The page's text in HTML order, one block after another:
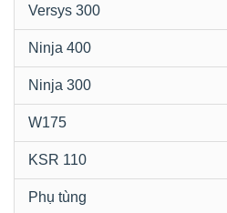
Versys 300
Ninja 400
Ninja 300
W175
KSR 110
Phụ tùng